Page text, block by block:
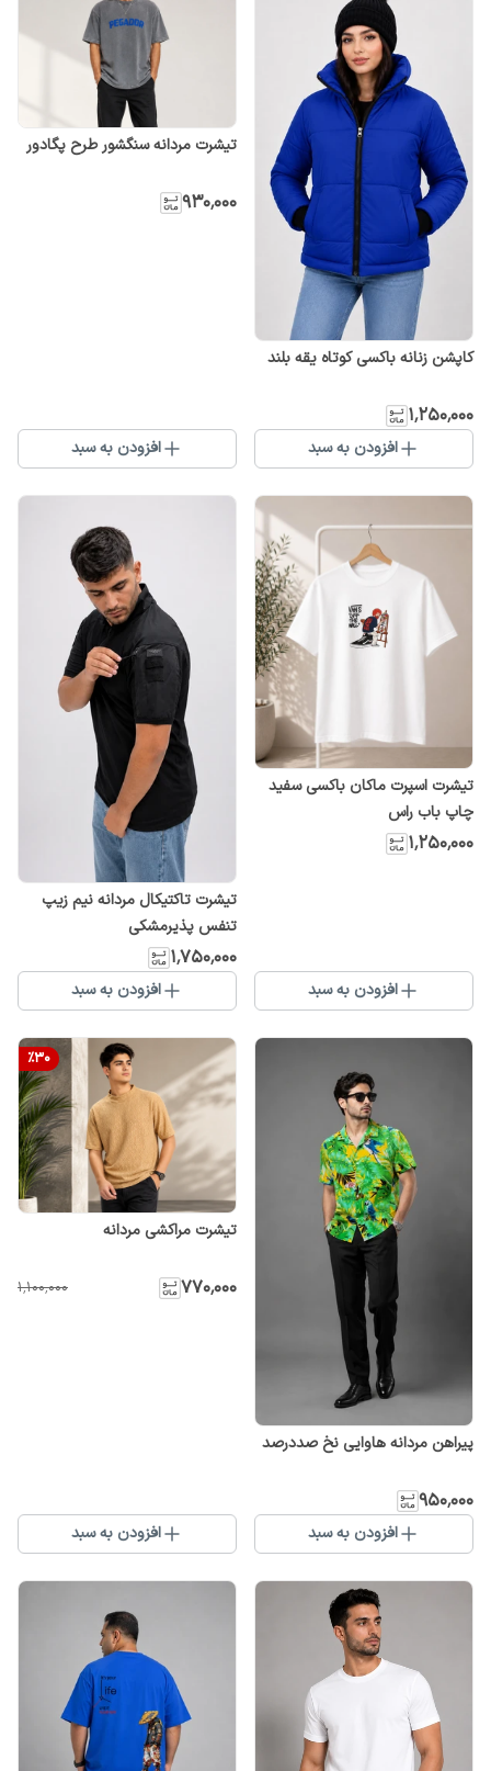
کاپشن زنانه باکسی کوتاه یقه بلند
۱٬۲۵۰٬۰۰۰
افزودن به سبد
تیشرت مردانه سنگشور طرح پگادور
۹۳۰٬۰۰۰
افزودن به سبد
تیشرت اسپرت ماکان باکسی سفید
چاپ باب راس
۱٬۲۵۰٬۰۰۰
افزودن به سبد
تیشرت تاکتیکال مردانه نیم زیپ
تنفس پذیرمشکی
۱٬۷۵۰٬۰۰۰
افزودن به سبد
پیراهن مردانه هاوایی نخ صددرصد
۹۵۰٬۰۰۰
افزودن به سبد
%30
تیشرت مراکشی مردانه
۷۷۰٬۰۰۰ ۱٬۱۰۰٬۰۰۰
افزودن به سبد